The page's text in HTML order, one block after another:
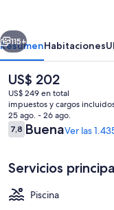
Siguiente
115+
ResumenHabitaciones
El
precio
actual
es
de
US$ 202
US$ 202
US$ 249 en total
impuestos y cargos
25 ago. - 26 ago.
Opiniones
7,87,8 de 10
BuenaVer las
Servicios
Piscina